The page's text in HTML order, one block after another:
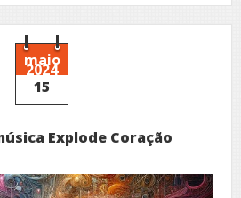
importância
do
livro
para
os
nossos
jovens
maio
2024
15
Explode Coração